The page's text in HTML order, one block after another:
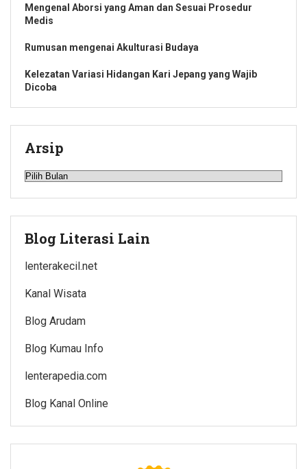
Mengenal Aborsi yang Aman dan Sesuai Prosedur
Medis
Rumusan mengenai Akulturasi Budaya
Kelezatan Variasi Hidangan Kari Jepang yang Wajib
Dicoba
Arsip
Arsip
Blog Literasi Lain
lenterakecil.net
Kanal Wisata
Blog Arudam
Blog Kumau Info
lenterapedia.com
Blog Kanal Online